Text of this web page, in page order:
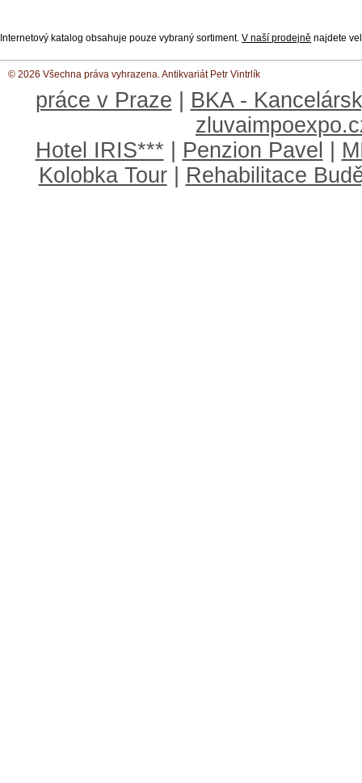
Internetový katalog obsahuje pouze vybraný sortiment. V naší prodejně najdete
© 2026 Všechna práva vyhrazena. Antikvariát Petr Vintrlík
práce v Praze
BKA -
Hotel IRIS***
Penzion Pavel
Kolobka Tour
Rehabilitace